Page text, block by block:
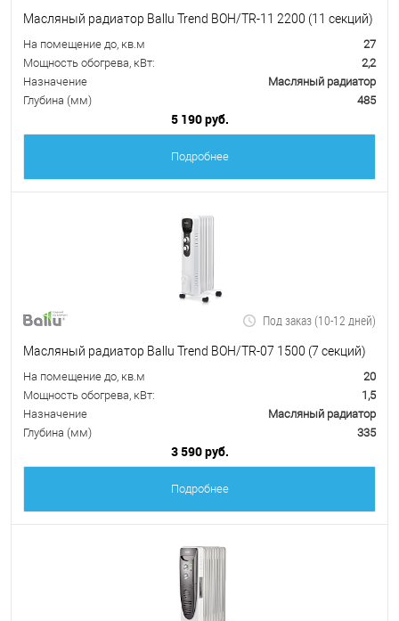
Масляный радиатор Ballu Trend BOH/TR-11 2200 (11 секций)
На помещение до, кв.м
27
Мощность обогрева, кВт:
2,2
Назначение
Масляный радиатор
Глубина (мм)
485
5 190 руб.
Подробнее
Под заказ (10-12 дней)
Масляный радиатор Ballu Trend BOH/TR-07 1500 (7 секций)
На помещение до, кв.м
20
Мощность обогрева, кВт:
1,5
Назначение
Масляный радиатор
Глубина (мм)
335
3 590 руб.
Подробнее